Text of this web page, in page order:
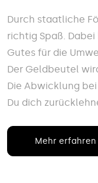
Durch staatliche
richtig Spaß.
Gutes für die
Der Geldbeutel
Die Abwicklung bei
Du dich
Mehr erfahren